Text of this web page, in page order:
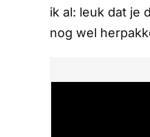
ik al: leuk dat je
nog wel